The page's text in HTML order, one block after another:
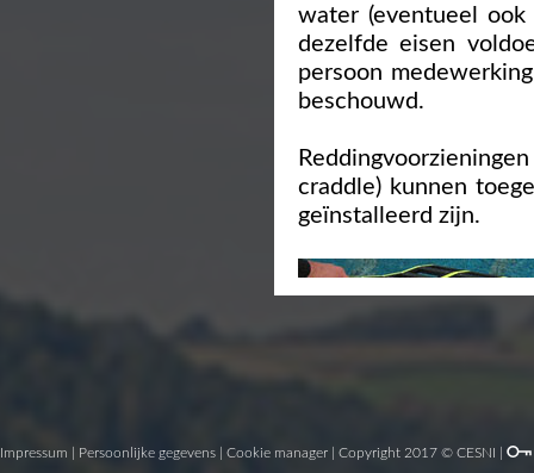
water (eventueel
dezelfde eisen
persoon
beschouwd.
craddle) kunnen
geïnstalleerd zijn.
Impressum Persoonlijke gegevens Cookie manager | Copyright 2017 © CESNI |